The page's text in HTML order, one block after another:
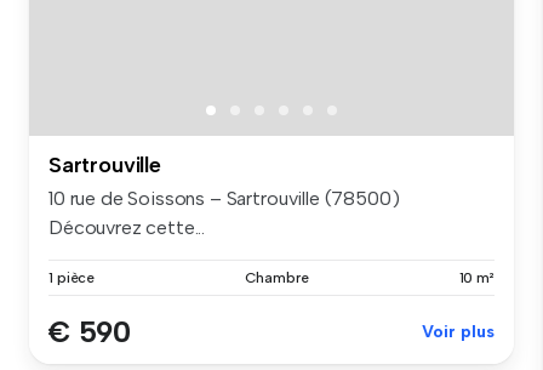
Sartrouville
10 rue de Soissons – Sartrouville (78500)
Découvrez cette...
1 pièce Chambre 10 m²
€ 590 Voir plus